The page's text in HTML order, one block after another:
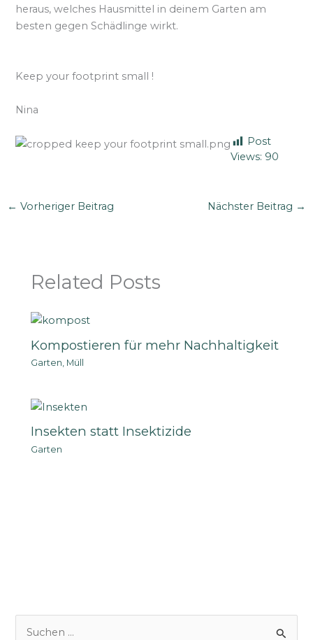
heraus, welches Hausmittel in deinem Garten am
besten gegen Schädlinge wirkt.
Keep your footprint small !
Nina
Post
Views: 90
← Vorheriger Beitrag Nächster Beitrag →
Related Posts
Kompostieren für mehr Nachhaltigkeit
Garten, Müll
Insekten statt Insektizide
Garten